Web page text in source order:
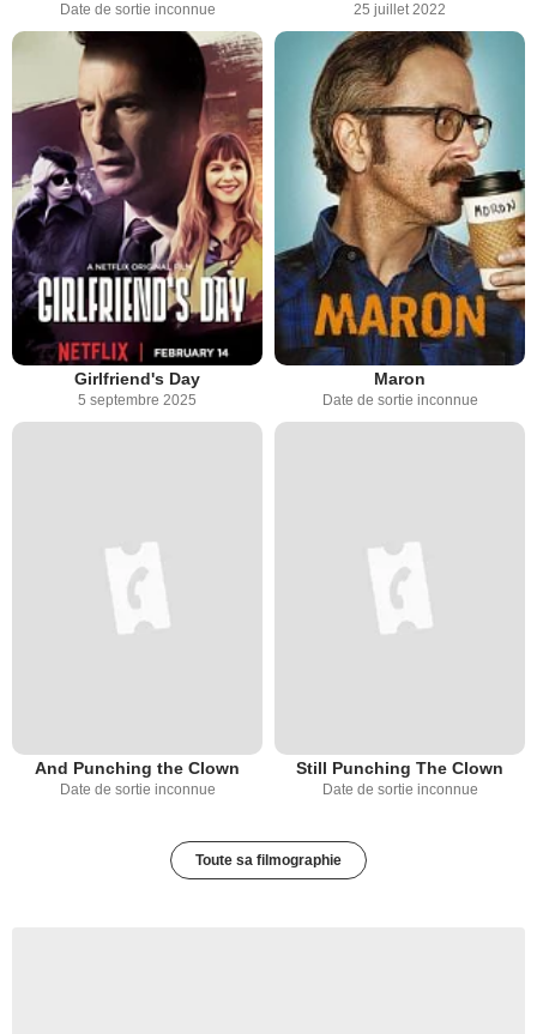
Date de sortie inconnue 25 juillet 2022
Girlfriend's Day
5 septembre 2025
Maron
Date de sortie inconnue
And Punching the Clown
Date de sortie inconnue
Still Punching The Clown
Date de sortie inconnue
Toute sa filmographie